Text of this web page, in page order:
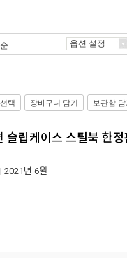
옵션 설정
택 장바구니 담기 보관함 담
슬립케이스 스틸북 한정
| 2021년 6월